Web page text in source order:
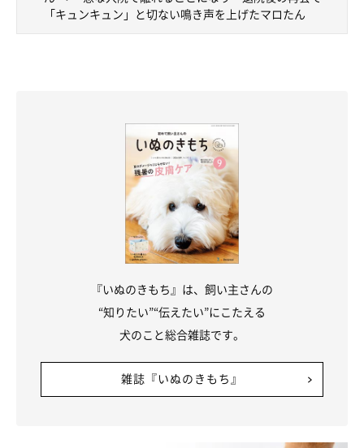
ねぼすけさん復活
「キュンキュン」と切ない鳴き声を上げたマロたん
『いぬのきもち』は、飼い主さんの
“知りたい”“伝えたい”にこたえる
犬のこと総合雑誌です。
雑誌『いぬのきもち』